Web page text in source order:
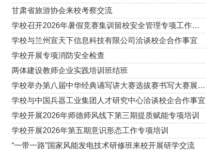
甘肃省旅游协会来校考察交流
学校召开2026年暑假竞赛集训留校安全管理专项工作会议
学校与兰州宣天下信息科技有限公司洽谈校企合作事宜
学校开展专项消防安全检查
两体建设教师企业实践培训班结班
学校举办第八届中华经典诵写讲大赛选拔赛书写大赛展评活动
学校与中国兵器工业集团人才研究中心洽谈校企合作事宜
学校开展2026年师德师风线下第三期提质赋能专项培训
学校开展2026年第五期意识形态工作专项培训
“一带一路”国家风能发电技术研修班来校开展研学交流